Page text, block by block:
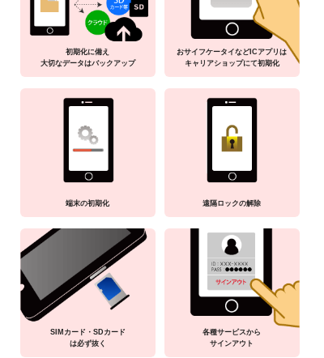
初期化に備え
大切なデータはバックアップ
おサイフケータイなどICアプリは
キャリアショップにて初期化
端末の初期化 遠隔ロックの解除
SIMカード・SDカード
は必ず抜く
各種サービスから
サインアウト